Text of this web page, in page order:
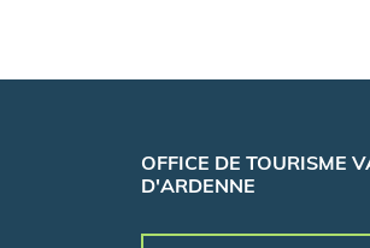
OFFICE DE TOURISME
D'ARDENNE